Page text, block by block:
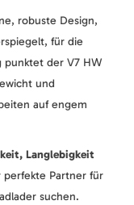
robuste Design,
für die
punktet der V7 HW
und
auf engem
Langlebigkeit
Partner für
suchen.